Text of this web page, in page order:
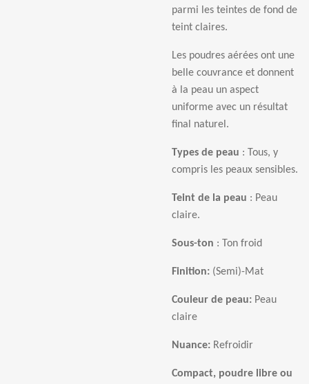
parmi les teintes de fond de
teint claires.
Les poudres aérées ont une
belle couvrance et donnent
à la peau un aspect
uniforme avec un résultat
final naturel.
Types de peau : Tous, y
compris les peaux sensibles.
Teint de la peau : Peau
claire.
Sous-ton : Ton froid
Finition: (Semi)-Mat
Couleur de peau: Peau
claire
Nuance: Refroidir
Compact, poudre libre ou